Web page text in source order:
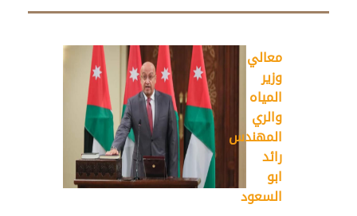
معالي
وزير
المياه
والري
المهندس
رائد
ابو
السعود